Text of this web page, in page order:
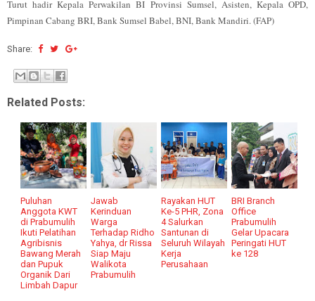
Turut hadir Kepala Perwakilan BI Provinsi Sumsel, Asisten, Kepala OPD,
Pimpinan Cabang BRI, Bank Sumsel Babel, BNI, Bank Mandiri. (FAP)
Share:
Related Posts:
Puluhan
Anggota KWT
di Prabumulih
Ikuti Pelatihan
Agribisnis
Bawang Merah
dan Pupuk
Organik Dari
Limbah Dapur
Jawab
Kerinduan
Warga
Terhadap Ridho
Yahya, dr Rissa
Siap Maju
Walikota
Prabumulih
Rayakan HUT
Ke-5 PHR, Zona
4 Salurkan
Santunan di
Seluruh Wilayah
Kerja
Perusahaan
BRI Branch
Office
Prabumulih
Gelar Upacara
Peringati HUT
ke 128